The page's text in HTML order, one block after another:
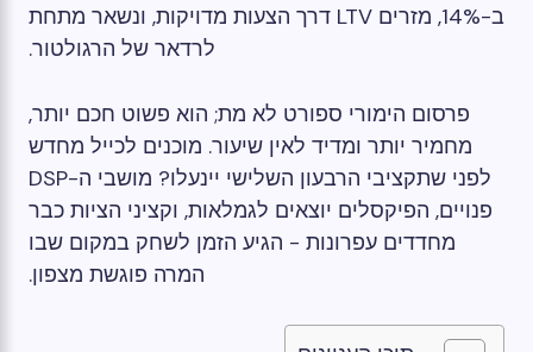
ב-14%, מזרים LTV דרך הצעות מדויקות, ונשאר מתחת
לרדאר של הרגולטור.
פרסום הימורי ספורט לא מת; הוא פשוט חכם יותר,
מחמיר יותר ומדיד לאין שיעור. מוכנים לכייל מחדש
לפני שתקציבי הרבעון השלישי יינעלו? מושבי ה-DSP
פנויים, הפיקסלים יוצאים לגמלאות, וקציני הציות כבר
מחדדים עפרונות - הגיע הזמן לשחק במקום שבו
המרה פוגשת מצפון.